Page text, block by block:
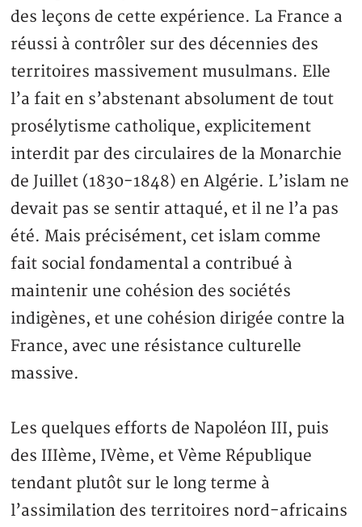
des leçons de cette expérience. La France a
réussi à contrôler sur des décennies des
territoires massivement musulmans. Elle
l’a fait en s’abstenant absolument de tout
prosélytisme catholique, explicitement
interdit par des circulaires de la Monarchie
de Juillet (1830-1848) en Algérie. L’islam ne
devait pas se sentir attaqué, et il ne l’a pas
été. Mais précisément, cet islam comme
fait social fondamental a contribué à
maintenir une cohésion des sociétés
indigènes, et une cohésion dirigée contre la
France, avec une résistance culturelle
massive.
Les quelques efforts de Napoléon III, puis
des IIIème, IVème, et Vème République
tendant plutôt sur le long terme à
l’assimilation des territoires nord-africains